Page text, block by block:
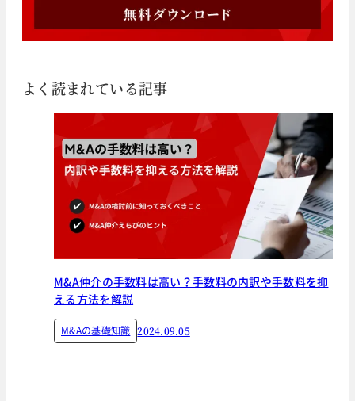
よく読まれている記事
M&A仲介の手数料は高い？手数料の内訳や手数料を抑
える方法を解説
M&Aの基礎知識 2024.09.05